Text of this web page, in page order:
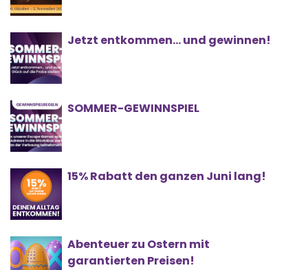
Jetzt entkommen… und gewinnen!
SOMMER-GEWINNSPIEL
15% Rabatt den ganzen Juni lang!
Abenteuer zu Ostern mit
garantierten Preisen!